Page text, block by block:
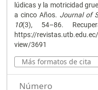
lúdicas y la motricidad
a cinco Años. Journal of
10(3), 54–86.
https://
view/3691
Más formatos de cita
Número